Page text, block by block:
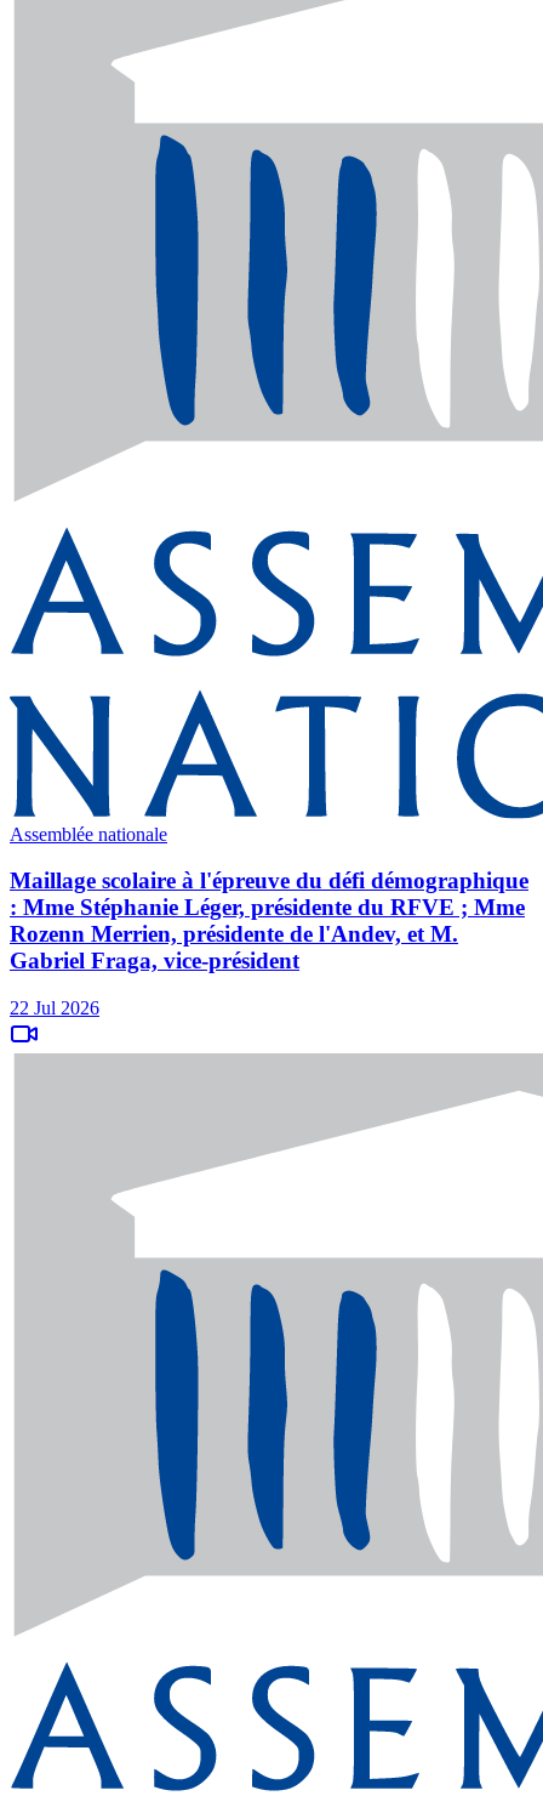
Assemblée nationale
Maillage scolaire à l'épreuve du défi démographique
: Mme Stéphanie Léger, présidente du RFVE ; Mme
Rozenn Merrien, présidente de l'Andev, et M.
Gabriel Fraga, vice-président
22 Jul 2026